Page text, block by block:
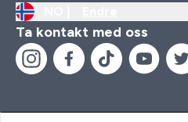
Ta kontakt med oss